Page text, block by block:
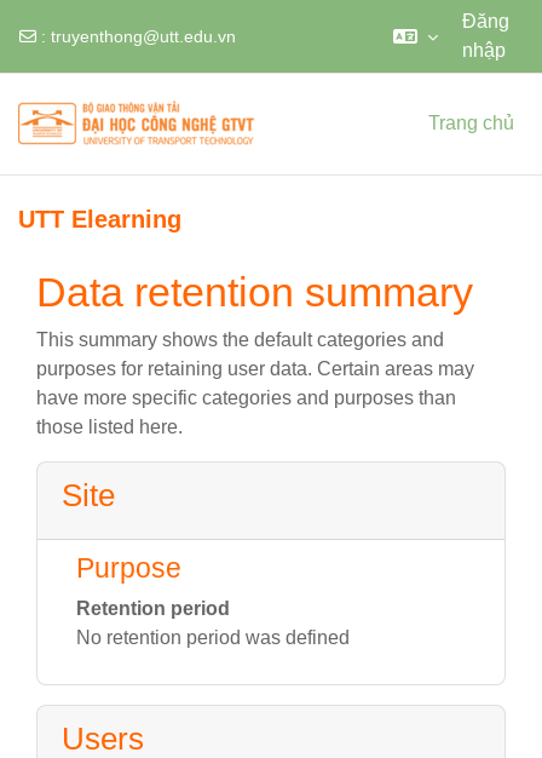
: truyenthong@utt.edu.vn
Đăng
nhập
Trang chủ
UTT Elearning
Data retention summary
This summary shows the default categories and
purposes for retaining user data. Certain areas may
have more specific categories and purposes than
those listed here.
Site
Purpose
Retention period
No retention period was defined
Users